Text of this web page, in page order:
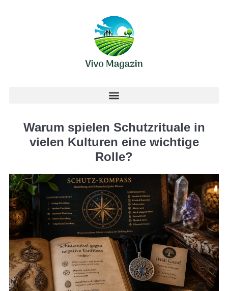
Warum spielen Schutzrituale in
vielen Kulturen eine wichtige
Rolle?